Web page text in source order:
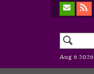
Aug 6 2026